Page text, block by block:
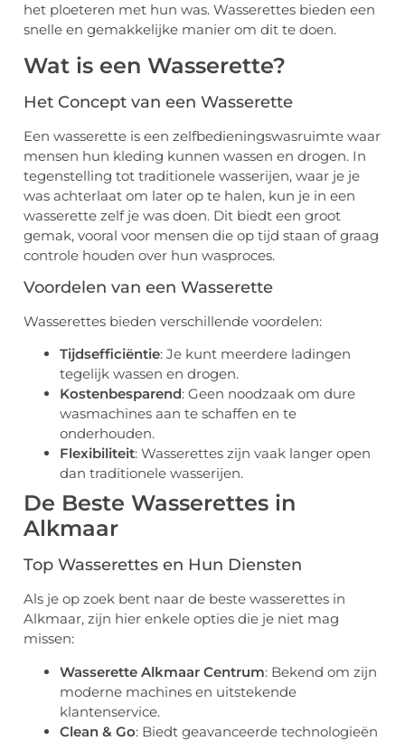
het ploeteren met hun was. Wasserettes bieden een
snelle en gemakkelijke manier om dit te doen.
Wat is een Wasserette?
Het Concept van een Wasserette
Een wasserette is een zelfbedieningswasruimte waar
mensen hun kleding kunnen wassen en drogen. In
tegenstelling tot traditionele wasserijen, waar je je
was achterlaat om later op te halen, kun je in een
wasserette zelf je was doen. Dit biedt een groot
gemak, vooral voor mensen die op tijd staan of graag
controle houden over hun wasproces.
Voordelen van een Wasserette
Wasserettes bieden verschillende voordelen:
Tijdsefficiëntie: Je kunt meerdere ladingen
tegelijk wassen en drogen.
Kostenbesparend: Geen noodzaak om dure
wasmachines aan te schaffen en te
onderhouden.
Flexibiliteit: Wasserettes zijn vaak langer open
dan traditionele wasserijen.
De Beste Wasserettes in
Alkmaar
Top Wasserettes en Hun Diensten
Als je op zoek bent naar de beste wasserettes in
Alkmaar, zijn hier enkele opties die je niet mag
missen:
Wasserette Alkmaar Centrum: Bekend om zijn
moderne machines en uitstekende
klantenservice.
Clean & Go: Biedt geavanceerde technologieën